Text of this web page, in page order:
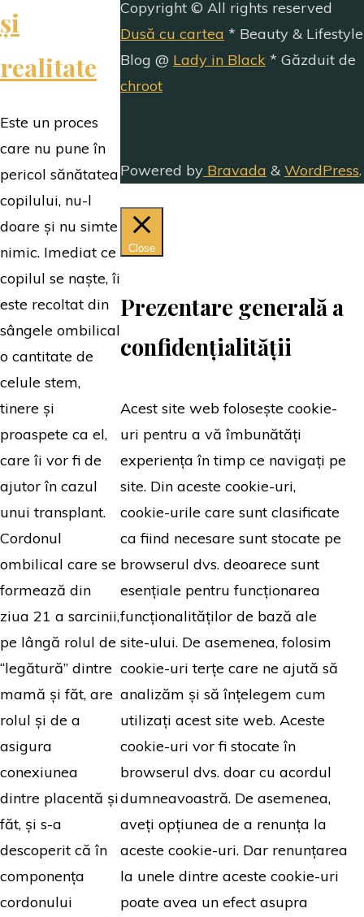
și
realitate
Este un proces
care nu pune în
pericol sănătatea
copilului, nu-l
doare și nu simte
nimic. Imediat ce
copilul se naște, îi
este recoltat din
sângele ombilical
o cantitate de
celule stem,
tinere și
proaspete ca el,
care îi vor fi de
ajutor în cazul
unui transplant.
Cordonul
ombilical care se
formează din
ziua 21 a sarcinii,
pe lângă rolul de
“legătură” dintre
mamă și făt, are
rolul și de a
asigura
conexiunea
dintre placentă și
făt, și s-a
descoperit că în
componența
cordonului
Copyright © All rights reserved
Dusă cu cartea * Beauty & Lifestyle
Blog @ Lady in Black * Găzduit de
chroot
Powered by Bravada & WordPress.
Close
Prezentare generală a
confidențialității
Acest site web folosește cookie-
uri pentru a vă îmbunătăți
experiența în timp ce navigați pe
site. Din aceste cookie-uri,
cookie-urile care sunt clasificate
ca fiind necesare sunt stocate pe
browserul dvs. deoarece sunt
esențiale pentru funcționarea
funcționalităților de bază ale
site-ului. De asemenea, folosim
cookie-uri terțe care ne ajută să
analizăm și să înțelegem cum
utilizați acest site web. Aceste
cookie-uri vor fi stocate în
browserul dvs. doar cu acordul
dumneavoastră. De asemenea,
aveți opțiunea de a renunța la
aceste cookie-uri. Dar renunțarea
la unele dintre aceste cookie-uri
poate avea un efect asupra